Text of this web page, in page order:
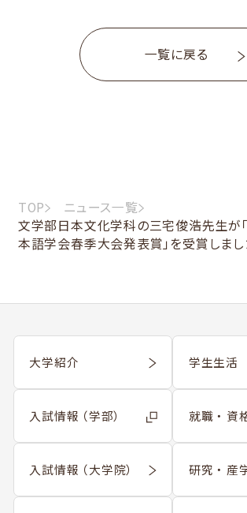
一覧に戻る
TOP
ニュース一覧
文学部日本文化学科の三宅俊浩先生が
本語学会春季大会発表賞」を受賞しま
大学紹介
入試情報 （学部）
入試情報 （大学院）
学生生活
就職 ・ 資
研究 ・ 産